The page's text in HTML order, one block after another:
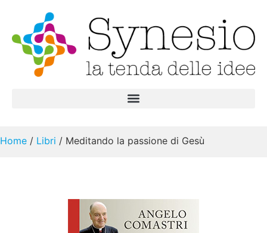
Home / Libri / Meditando la passione di Gesù